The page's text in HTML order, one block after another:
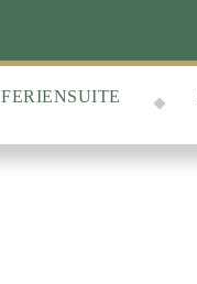
FERIENSUITE